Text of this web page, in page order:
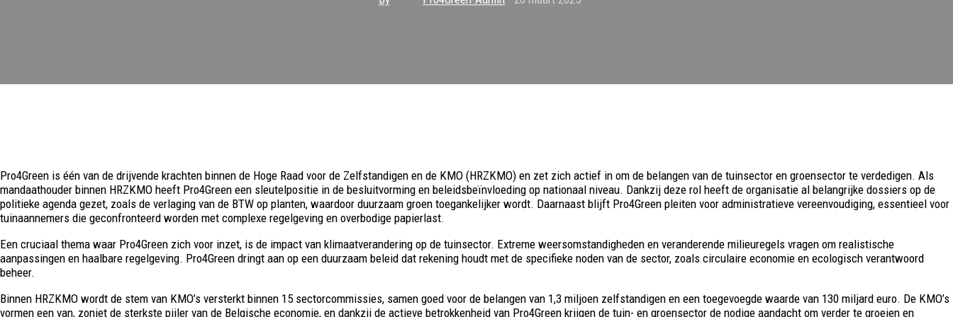
Pro4Green is één van de drijvende krachten binnen de Hoge Raad voor de Zelfstandigen en de KMO (HRZKMO) en zet zich actief in om de belangen van de tuinsector en groensector te verdedigen. Als
mandaathouder binnen HRZKMO heeft Pro4Green een sleutelpositie in de besluitvorming en beleidsbeïnvloeding op nationaal niveau. Dankzij deze rol heeft de organisatie al belangrijke dossiers op de
politieke agenda gezet, zoals de verlaging van de BTW op planten, waardoor duurzaam groen toegankelijker wordt. Daarnaast blijft Pro4Green pleiten voor administratieve vereenvoudiging, essentieel voor
tuinaannemers die geconfronteerd worden met complexe regelgeving en overbodige papierlast.
Een cruciaal thema waar Pro4Green zich voor inzet, is de impact van klimaatverandering op de tuinsector. Extreme weersomstandigheden en veranderende milieuregels vragen om realistische
aanpassingen en haalbare regelgeving. Pro4Green dringt aan op een duurzaam beleid dat rekening houdt met de specifieke noden van de sector, zoals circulaire economie en ecologisch verantwoord
beheer.
Binnen HRZKMO wordt de stem van KMO’s versterkt binnen 15 sectorcommissies, samen goed voor de belangen van 1,3 miljoen zelfstandigen en een toegevoegde waarde van 130 miljard euro. De KMO’s
vormen een van, zoniet de sterkste pijler van de Belgische economie, en dankzij de actieve betrokkenheid van Pro4Green krijgen de tuin- en groensector de nodige aandacht om verder te groeien en